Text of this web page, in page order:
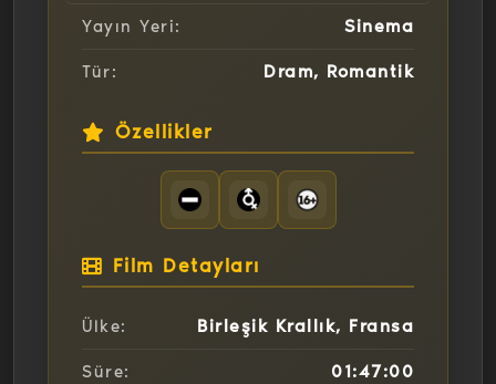
Yayın Yeri: Sinema
Tür: Dram, Romantik
Özellikler
Film Detayları
Ülke: Birleşik Krallık, Fransa
Süre: 01:47:00